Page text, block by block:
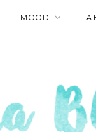
MOOD